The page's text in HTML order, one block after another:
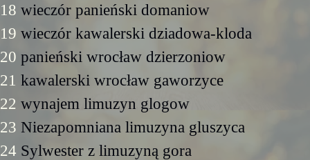
18 wieczór panieński domaniow
19 wieczór kawalerski dziadowa-kloda
20 panieński wrocław dzierzoniow
21 kawalerski wrocław gaworzyce
22 wynajem limuzyn glogow
23 Niezapomniana limuzyna gluszyca
24 Sylwester z limuzyną gora